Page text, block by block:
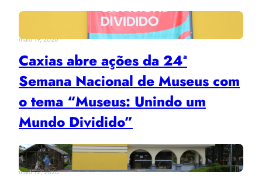
maio 19, 2026
Caxias abre ações da 24ª
Semana Nacional de Museus com
o tema “Museus: Unindo um
Mundo Dividido”
maio 12, 2026